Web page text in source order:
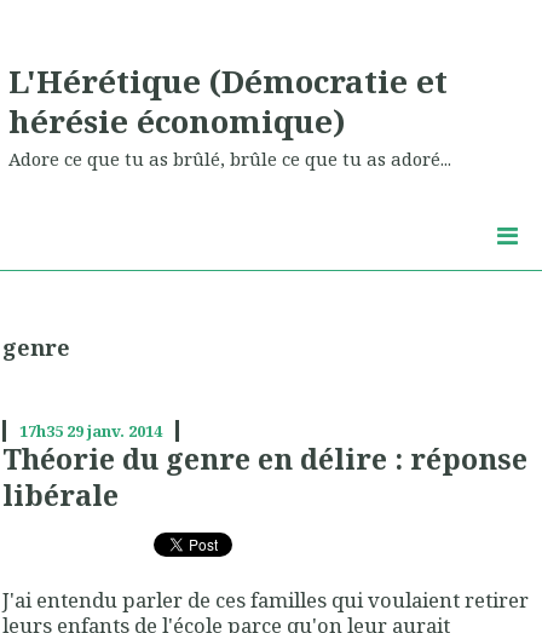
L'Hérétique (Démocratie et
hérésie économique)
Adore ce que tu as brûlé, brûle ce que tu as adoré...
genre
17h35 29janv. 2014
Théorie du genre en délire : réponse
libérale
J'ai entendu parler de ces familles qui voulaient retirer
leurs enfants de l'école parce qu'on leur aurait